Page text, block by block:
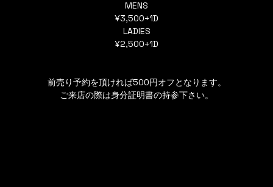
MENS
¥3,500+1D
LADIES
¥2,500+1D
前売り予約を頂ければ500円オフとなります。
ご来店の際は身分証明書の持参下さい。